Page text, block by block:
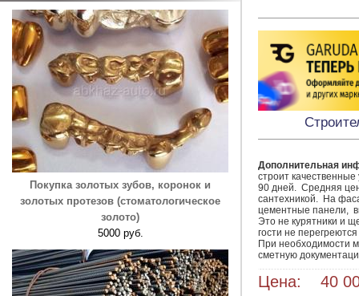
Покупка золотых зубов, коронок и
золотых протезов (стоматологическое
золото)
5000 руб.
Дополнительная
строит
90 дней.  Средняя
сантехникой.  На
цементные панели,
Это не курятники и
гости не
При необходимости
сметную
Цена: 40